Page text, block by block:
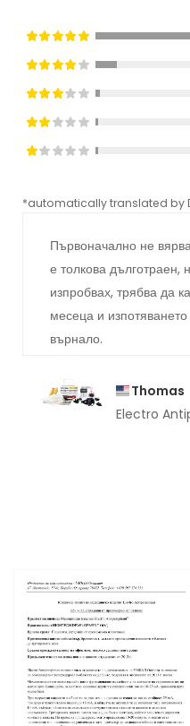
*automatically translated by
Първоначално не
е толкова дълготраен,
изпробвах, трябва да
месеца и
върнало.
Thomas
Electro